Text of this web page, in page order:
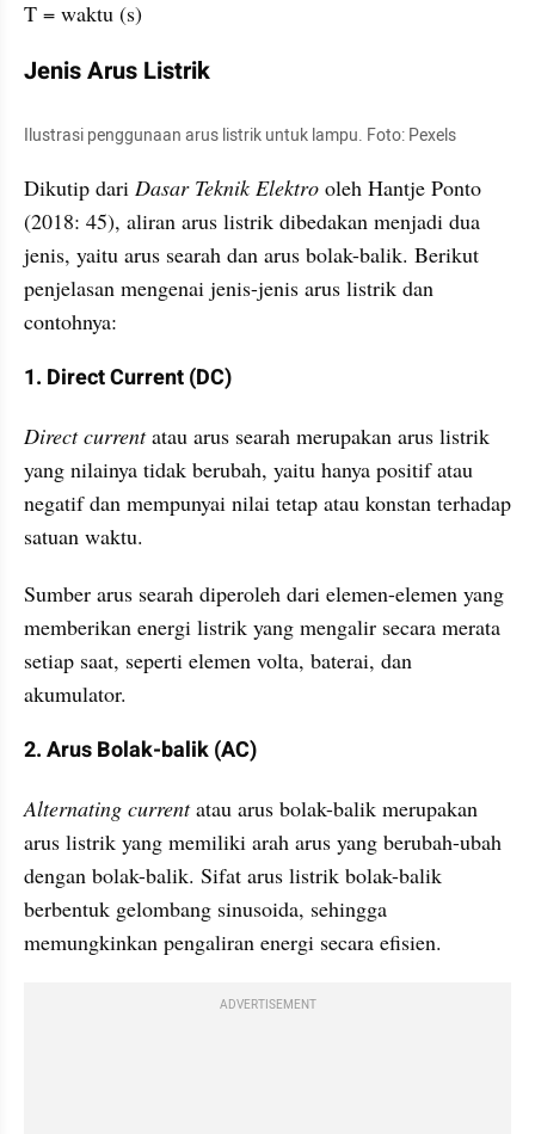
T = waktu (s)
Jenis Arus Listrik
Ilustrasi penggunaan arus listrik untuk lampu. Foto: Pexels
Dikutip dari Dasar Teknik Elektro oleh Hantje Ponto
(2018: 45), aliran arus listrik dibedakan menjadi dua
jenis, yaitu arus searah dan arus bolak-balik. Berikut
penjelasan mengenai jenis-jenis arus listrik dan
contohnya:
1. Direct Current (DC)
Direct current atau arus searah merupakan arus listrik
yang nilainya tidak berubah, yaitu hanya positif atau
negatif dan mempunyai nilai tetap atau konstan terhadap
satuan waktu.
Sumber arus searah diperoleh dari elemen-elemen yang
memberikan energi listrik yang mengalir secara merata
setiap saat, seperti elemen volta, baterai, dan
akumulator.
2. Arus Bolak-balik (AC)
Alternating current atau arus bolak-balik merupakan
arus listrik yang memiliki arah arus yang berubah-ubah
dengan bolak-balik. Sifat arus listrik bolak-balik
berbentuk gelombang sinusoida, sehingga
memungkinkan pengaliran energi secara efisien.
ADVERTISEMENT